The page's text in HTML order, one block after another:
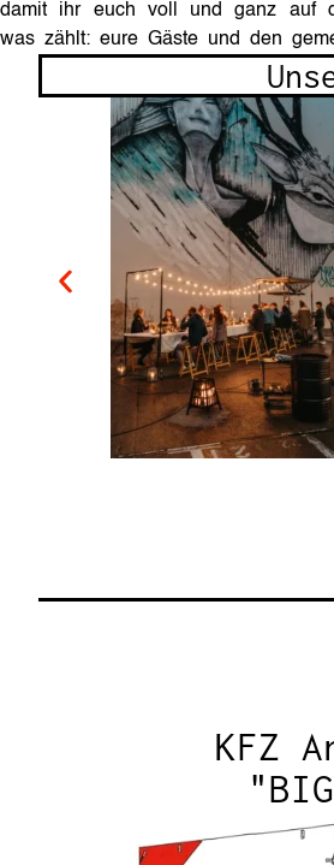
damit ihr euch voll und ganz auf
was zählt: eure Gäste und den
KFZ